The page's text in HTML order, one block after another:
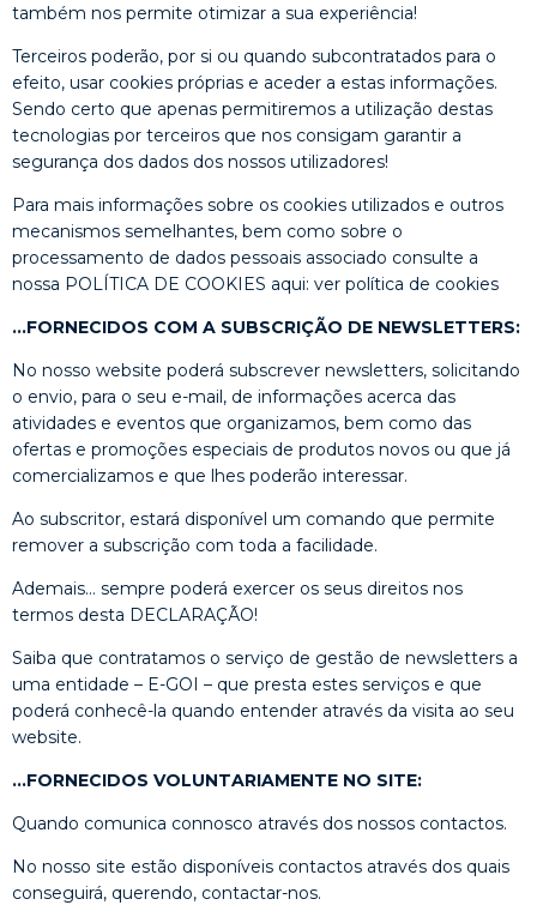
também nos permite otimizar a sua experiência!
Terceiros poderão, por si ou quando subcontratados para o
efeito, usar cookies próprias e aceder a estas informações.
Sendo certo que apenas permitiremos a utilização destas
tecnologias por terceiros que nos consigam garantir a
segurança dos dados dos nossos utilizadores!
Para mais informações sobre os cookies utilizados e outros
mecanismos semelhantes, bem como sobre o
processamento de dados pessoais associado consulte a
nossa POLÍTICA DE COOKIES aqui: ver política de cookies
…FORNECIDOS COM A SUBSCRIÇÃO DE NEWSLETTERS:
No nosso website poderá subscrever newsletters, solicitando
o envio, para o seu e-mail, de informações acerca das
atividades e eventos que organizamos, bem como das
ofertas e promoções especiais de produtos novos ou que já
comercializamos e que lhes poderão interessar.
Ao subscritor, estará disponível um comando que permite
remover a subscrição com toda a facilidade.
Ademais… sempre poderá exercer os seus direitos nos
termos desta DECLARAÇÃO!
Saiba que contratamos o serviço de gestão de newsletters a
uma entidade – E-GOI – que presta estes serviços e que
poderá conhecê-la quando entender através da visita ao seu
website.
…FORNECIDOS VOLUNTARIAMENTE NO SITE:
Quando comunica connosco através dos nossos contactos.
No nosso site estão disponíveis contactos através dos quais
conseguirá, querendo, contactar-nos.